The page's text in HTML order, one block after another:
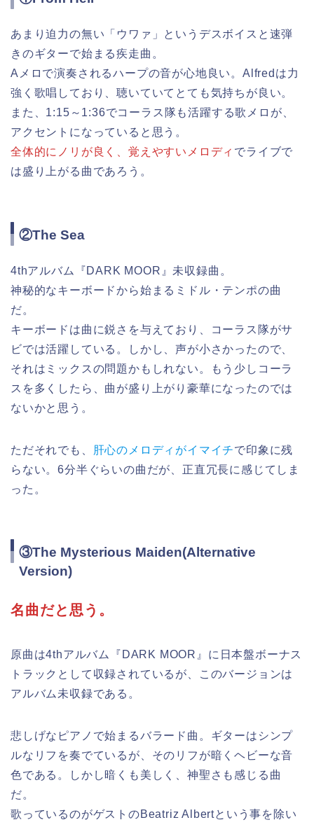
あまり迫力の無い「ウワァ」というデスボイスと速弾
きのギターで始まる疾走曲。
Aメロで演奏されるハープの音が心地良い。Alfredは力
強く歌唱しており、聴いていてとても気持ちが良い。
また、1:15～1:36でコーラス隊も活躍する歌メロが、
アクセントになっていると思う。
全体的にノリが良く、覚えやすいメロディ でライブで
は盛り上がる曲であろう。
②The Sea
4thアルバム『DARK MOOR』未収録曲。
神秘的なキーボードから始まるミドル・テンポの曲
だ。
キーボードは曲に鋭さを与えており、コーラス隊がサ
ビでは活躍している。しかし、声が小さかったので、
それはミックスの問題かもしれない。もう少しコーラ
スを多くしたら、曲が盛り上がり豪華になったのでは
ないかと思う。
ただそれでも、 肝心のメロディがイマイチで印象に残
らない。6分半ぐらいの曲だが、正直冗長に感じてしま
った。
③The Mysterious Maiden(Alternative
Version)
名曲だと思う。
原曲は4thアルバム『DARK MOOR』に日本盤ボーナス
トラックとして収録されているが、このバージョンは
アルバム未収録である。
悲しげなピアノで始まるバラード曲。ギターはシンプ
ルなリフを奏でているが、そのリフが暗くヘビーな音
色である。しかし暗くも美しく、神聖さも感じる曲
だ。
歌っているのがゲストのBeatriz Albertという事を除い